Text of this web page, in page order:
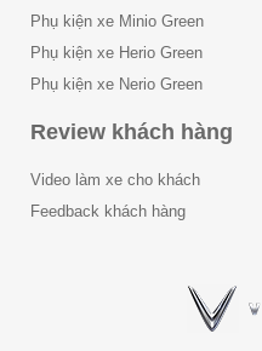
Phụ kiện xe Minio Green
Phụ kiện xe Herio Green
Phụ kiện xe Nerio Green
Review khách hàng
Video làm xe cho khách
Feedback khách hàng